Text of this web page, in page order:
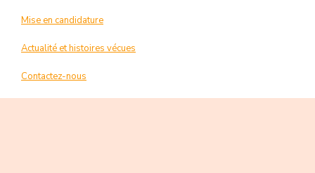
Mise en candidature
Actualité et histoires vécues
Contactez-nous